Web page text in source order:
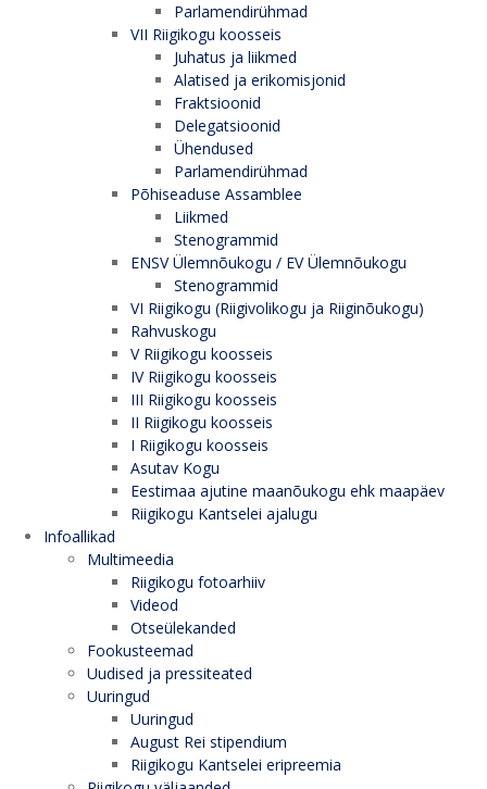
Parlamendirühmad
VII Riigikogu koosseis
Juhatus ja liikmed
Alatised ja erikomisjonid
Fraktsioonid
Delegatsioonid
Ühendused
Parlamendirühmad
Põhiseaduse Assamblee
Liikmed
Stenogrammid
ENSV Ülemnõukogu / EV Ülemnõukogu
Stenogrammid
VI Riigikogu (Riigivolikogu ja Riiginõukogu)
Rahvuskogu
V Riigikogu koosseis
IV Riigikogu koosseis
III Riigikogu koosseis
II Riigikogu koosseis
I Riigikogu koosseis
Asutav Kogu
Eestimaa ajutine maanõukogu ehk maapäev
Riigikogu Kantselei ajalugu
Infoallikad
Multimeedia
Riigikogu fotoarhiiv
Videod
Otseülekanded
Fookusteemad
Uudised ja pressiteated
Uuringud
Uuringud
August Rei stipendium
Riigikogu Kantselei eripreemia